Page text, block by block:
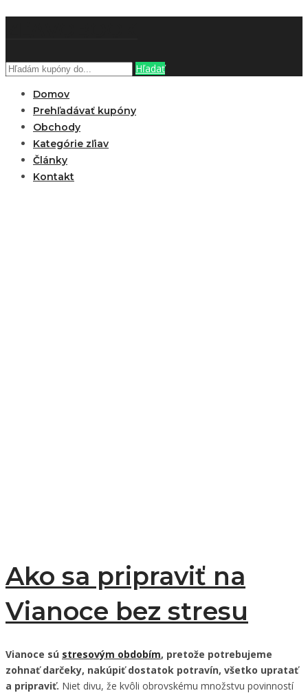
Hľadať
Domov
Prehľadávať kupóny
Obchody
Kategórie zľiav
Články
Kontakt
Ako sa pripraviť na
Vianoce bez stresu
Vianoce sú stresovým obdobím, pretože potrebujeme
zohnať darčeky, nakúpiť dostatok potravín, všetko upratať
a pripraviť. Niet divu, že kvôli obrovskému množstvu povinností